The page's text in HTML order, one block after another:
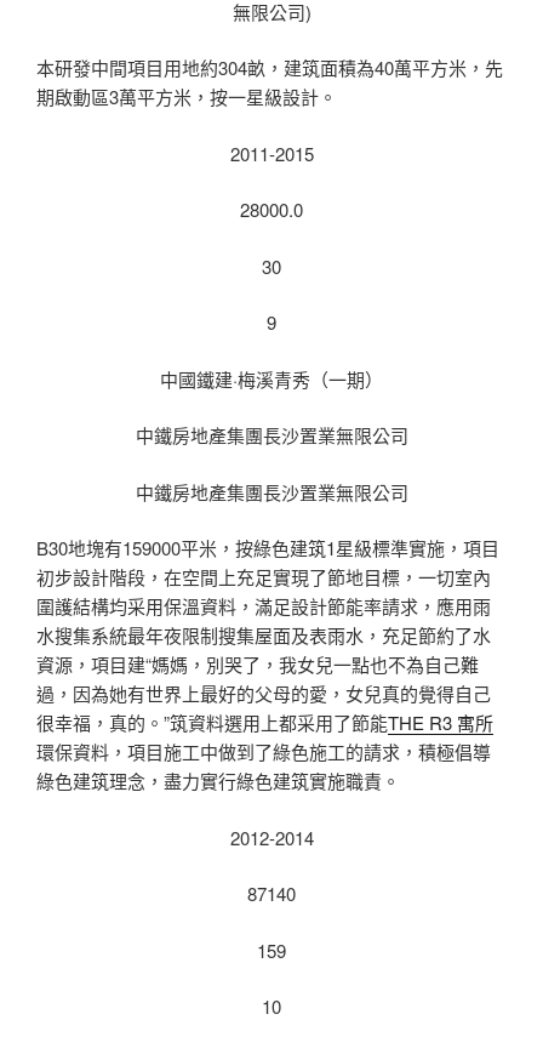
無限公司)
本研發中間項目用地約304畝，建筑面積為40萬平方米，先
期啟動區3萬平方米，按一星級設計。
2011-2015
28000.0
30
9
中國鐵建·梅溪青秀（一期）
中鐵房地產集團長沙置業無限公司
中鐵房地產集團長沙置業無限公司
B30地塊有159000平米，按綠色建筑1星級標準實施，項目
初步設計階段，在空間上充足實現了節地目標，一切室內
圍護結構均采用保溫資料，滿足設計節能率請求，應用雨
水搜集系統最年夜限制搜集屋面及表雨水，充足節約了水
資源，項目建“媽媽，別哭了，我女兒一點也不為自己難
過，因為她有世界上最好的父母的愛，女兒真的覺得自己
很幸福，真的。”筑資料選用上都采用了節能THE R3 寓所
環保資料，項目施工中做到了綠色施工的請求，積極倡導
綠色建筑理念，盡力實行綠色建筑實施職責。
2012-2014
87140
159
10